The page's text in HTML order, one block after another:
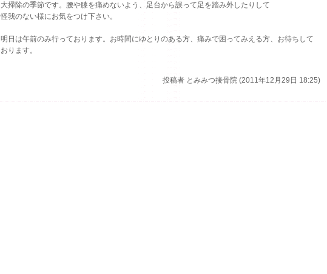
大掃除の季節です。腰や膝を痛めないよう、足台から誤って足を踏み外したりして
怪我のない様にお気をつけ下さい。
明日は午前のみ行っております。お時間にゆとりのある方、痛みで困ってみえる方、お待ちして
おります。
投稿者 とみみつ接骨院 (2011年12月29日 18:25)